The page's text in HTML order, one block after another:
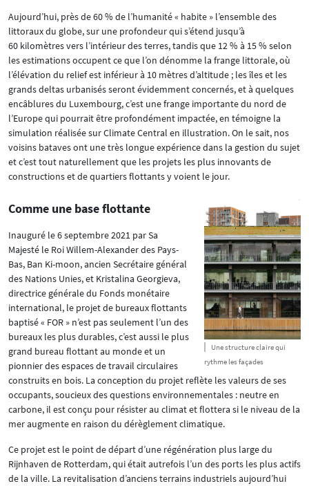
Aujourd’hui, près de 60 % de l’humanité « habite » l’ensemble des
littoraux du globe, sur une profondeur qui s’étend jusqu’à
60 kilomètres vers l’intérieur des terres, tandis que 12 % à 15 % selon
les estimations occupent ce que l’on dénomme la frange littorale, où
l’élévation du relief est inférieur à 10 mètres d’altitude ; les îles et les
grands deltas urbanisés seront évidemment concernés, et à quelques
encâblures du Luxembourg, c’est une frange importante du nord de
l’Europe qui pourrait être profondément impactée, en témoigne la
simulation réalisée sur Climate Central en illustration. On le sait, nos
voisins bataves ont une très longue expérience dans la gestion du sujet
et c’est tout naturellement que les projets les plus innovants de
constructions et de quartiers flottants y voient le jour.
Une structure claire qui
rythme les façades
Comme une base flottante
Inauguré le 6 septembre 2021 par Sa
Majesté le Roi Willem-Alexander des Pays-
Bas, Ban Ki-moon, ancien Secrétaire général
des Nations Unies, et Kristalina Georgieva,
directrice générale du Fonds monétaire
international, le projet de bureaux flottants
baptisé « FOR » n’est pas seulement l’un des
bureaux les plus durables, c’est aussi le plus
grand bureau flottant au monde et un
pionnier des espaces de travail circulaires
construits en bois. La conception du projet reflète les valeurs de ses
occupants, soucieux des questions environnementales : neutre en
carbone, il est conçu pour résister au climat et flottera si le niveau de la
mer augmente en raison du dérèglement climatique.
Ce projet est le point de départ d’une régénération plus large du
Rijnhaven de Rotterdam, qui était autrefois l’un des ports les plus actifs
de la ville. La revitalisation d’anciens terrains industriels aujourd’hui